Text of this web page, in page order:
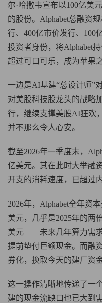
尔·哈撒韦宣布以100亿美
的股份。Alphabet总融资
行、400亿市价发行、100
投资者身份，将Alphabet
超过可口可乐，成为苹果
一边是AI基建“总设计师”
对美股科技股龙头的战略
行，继续支撑美股AI狂欢
并不那么令人心安。
截至2026年一季度末，
亿美元。其在此时大举融
开支的消耗速度，已超过
2026年，Alphabet全年资
美元，几乎是2025年的两
美元——未来几年算力需
提前垫付巨额现金。而融
券化，换取今天的建厂资金
这一操作清晰地传递了一
建的现金流缺口也已大到